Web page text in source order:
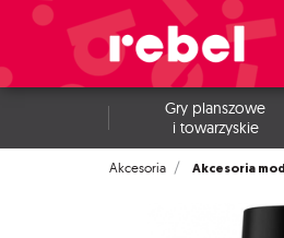
Gry planszowe
i towarzyskie
Akcesoria Akcesoria